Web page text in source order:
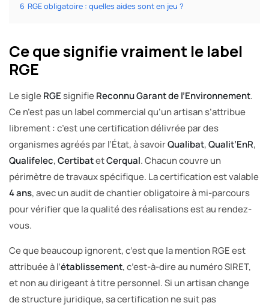
6 RGE obligatoire : quelles aides sont en jeu ?
Ce que signifie vraiment le label
RGE
Le sigleRGEsignifieReconnu Garant de l’Environnement.
Ce n’est pas un label commercial qu’un artisan s’attribue
librement : c’est une certification délivrée par des
organismes agréés par l’État, à savoirQualibat,Qualit’EnR,
Qualifelec,CertibatetCerqual. Chacun couvre un
périmètre de travaux spécifique. La certification est valable
4 ans, avec un audit de chantier obligatoire à mi-parcours
pour vérifier que la qualité des réalisations est au rendez-
vous.
Ce que beaucoup ignorent, c’est que la mention RGE est
attribuée à l’établissement, c’est-à-dire au numéro SIRET,
et non au dirigeant à titre personnel. Si un artisan change
de structure juridique, sa certification ne suit pas